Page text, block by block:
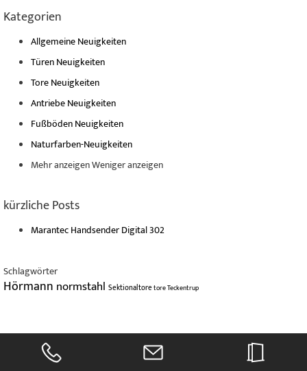
Kategorien
Allgemeine Neuigkeiten
Türen Neuigkeiten
Tore Neuigkeiten
Antriebe Neuigkeiten
Fußböden Neuigkeiten
Naturfarben-Neuigkeiten
Mehr anzeigenWeniger anzeigen
kürzliche Posts
Marantec Handsender Digital 302
Schlagwörter
Hörmann normstahl SektionaltoretoreTeckentrup